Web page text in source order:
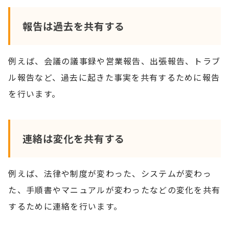
報告は過去を共有する
例えば、会議の議事録や営業報告、出張報告、トラブ
ル報告など、過去に起きた事実を共有するために報告
を行います。
連絡は変化を共有する
例えば、法律や制度が変わった、システムが変わっ
た、手順書やマニュアルが変わったなどの変化を共有
するために連絡を行います。